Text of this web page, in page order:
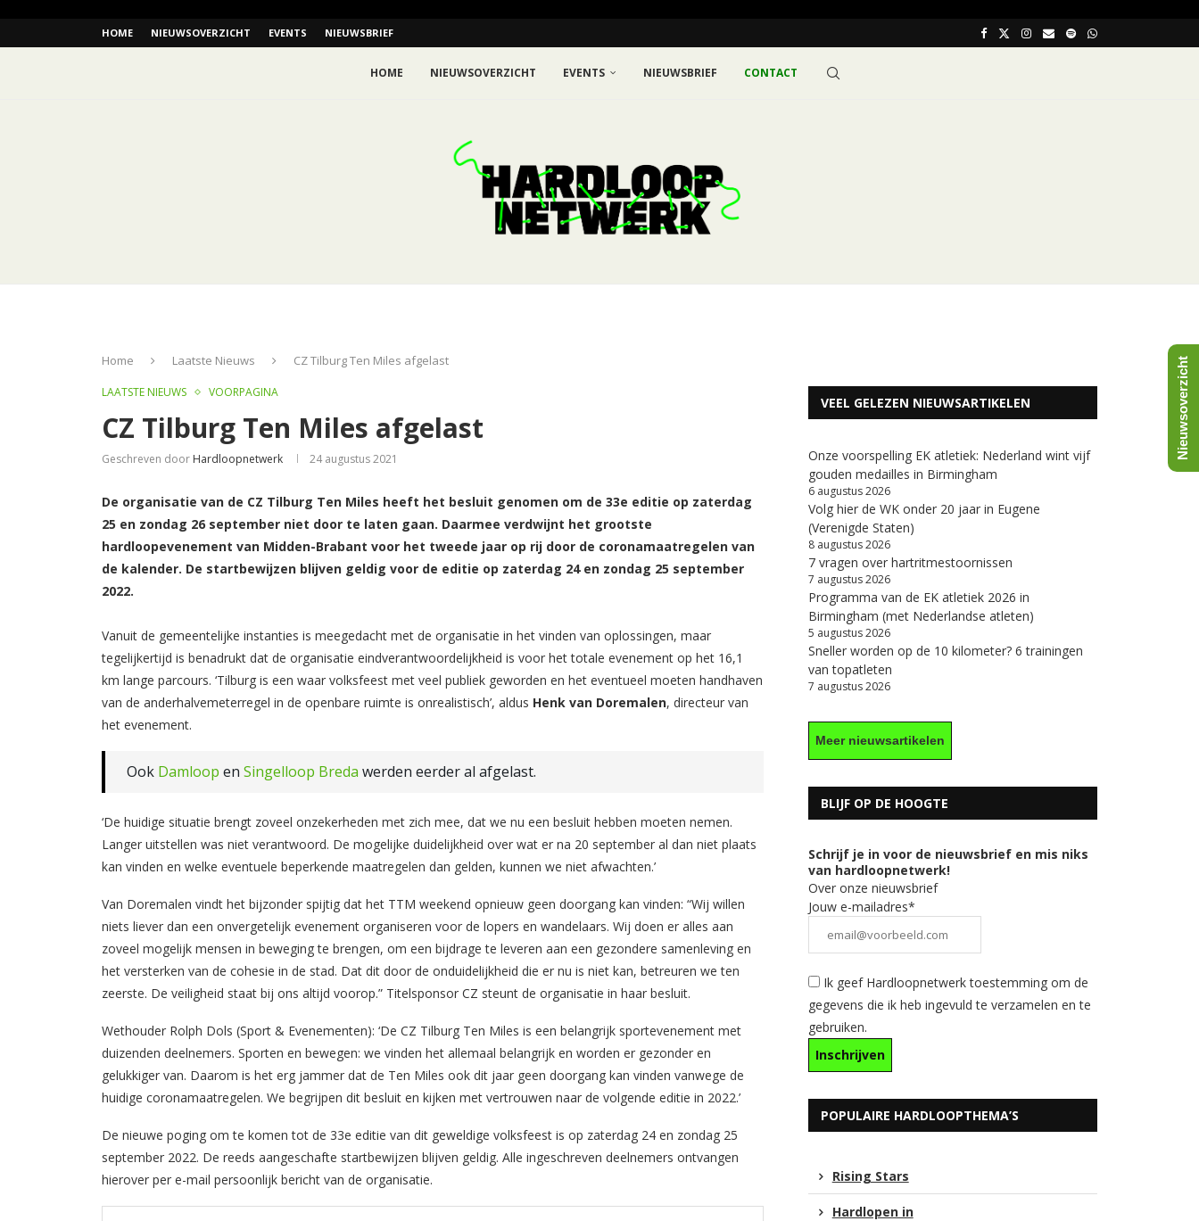
HOME NIEUWSOVERZICHT EVENTS NIEUWSBRIEF
HOME NIEUWSOVERZICHT EVENTS NIEUWSBRIEF CONTACT
Home Laatste Nieuws CZ Tilburg Ten Miles afgelast
LAATSTE NIEUWS VOORPAGINA
CZ Tilburg Ten Miles afgelast
Geschreven door Hardloopnetwerk 24 augustus 2021
De organisatie van de CZ Tilburg Ten Miles heeft het besluit genomen om de 33e editie op zaterdag
25 en zondag 26 september niet door te laten gaan. Daarmee verdwijnt het grootste
hardloopevenement van Midden-Brabant voor het tweede jaar op rij door de coronamaatregelen van
de kalender. De startbewijzen blijven geldig voor de editie op zaterdag 24 en zondag 25 september
2022.
Vanuit de gemeentelijke instanties is meegedacht met de organisatie in het vinden van oplossingen, maar
tegelijkertijd is benadrukt dat de organisatie eindverantwoordelijkheid is voor het totale evenement op het 16,1
km lange parcours. ‘Tilburg is een waar volksfeest met veel publiek geworden en het eventueel moeten handhaven
van de anderhalvemeterregel in de openbare ruimte is onrealistisch’, aldus Henk van Doremalen, directeur van
het evenement.
Ook Damloop en Singelloop Breda werden eerder al afgelast.
‘De huidige situatie brengt zoveel onzekerheden met zich mee, dat we nu een besluit hebben moeten nemen.
Langer uitstellen was niet verantwoord. De mogelijke duidelijkheid over wat er na 20 september al dan niet plaats
kan vinden en welke eventuele beperkende maatregelen dan gelden, kunnen we niet afwachten.’
Van Doremalen vindt het bijzonder spijtig dat het TTM weekend opnieuw geen doorgang kan vinden: “Wij willen
niets liever dan een onvergetelijk evenement organiseren voor de lopers en wandelaars. Wij doen er alles aan
zoveel mogelijk mensen in beweging te brengen, om een bijdrage te leveren aan een gezondere samenleving en
het versterken van de cohesie in de stad. Dat dit door de onduidelijkheid die er nu is niet kan, betreuren we ten
zeerste. De veiligheid staat bij ons altijd voorop.” Titelsponsor CZ steunt de organisatie in haar besluit.
Wethouder Rolph Dols (Sport & Evenementen): ‘De CZ Tilburg Ten Miles is een belangrijk sportevenement met
duizenden deelnemers. Sporten en bewegen: we vinden het allemaal belangrijk en worden er gezonder en
gelukkiger van. Daarom is het erg jammer dat de Ten Miles ook dit jaar geen doorgang kan vinden vanwege de
huidige coronamaatregelen. We begrijpen dit besluit en kijken met vertrouwen naar de volgende editie in 2022.’
De nieuwe poging om te komen tot de 33e editie van dit geweldige volksfeest is op zaterdag 24 en zondag 25
september 2022. De reeds aangeschafte startbewijzen blijven geldig. Alle ingeschreven deelnemers ontvangen
hierover per e-mail persoonlijk bericht van de organisatie.
VEEL GELEZEN NIEUWSARTIKELEN
Onze voorspelling EK atletiek: Nederland wint vijf
gouden medailles in Birmingham
6 augustus 2026
Volg hier de WK onder 20 jaar in Eugene
(Verenigde Staten)
8 augustus 2026
7 vragen over hartritmestoornissen
7 augustus 2026
Programma van de EK atletiek 2026 in
Birmingham (met Nederlandse atleten)
5 augustus 2026
Sneller worden op de 10 kilometer? 6 trainingen
van topatleten
7 augustus 2026
Meer nieuwsartikelen
BLIJF OP DE HOOGTE
Schrijf je in voor de nieuwsbrief en mis niks
van hardloopnetwerk!
Over onze nieuwsbrief
Jouw e-mailadres*
Ik geef Hardloopnetwerk toestemming om de
gegevens die ik heb ingevuld te verzamelen en te
gebruiken.
POPULAIRE HARDLOOPTHEMA’S
Rising Stars
Hardlopen in
Nieuwsoverzicht